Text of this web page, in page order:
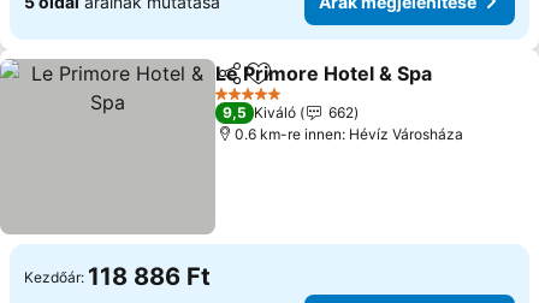
Megosztás
Hozzáadás a kedvencekhez
Le Primore Hotel & Spa
5 Kategória
9,5 Kiváló
662
0.6 km-re innen: Hévíz Városháza
Kezdőár: 118 886 Ft